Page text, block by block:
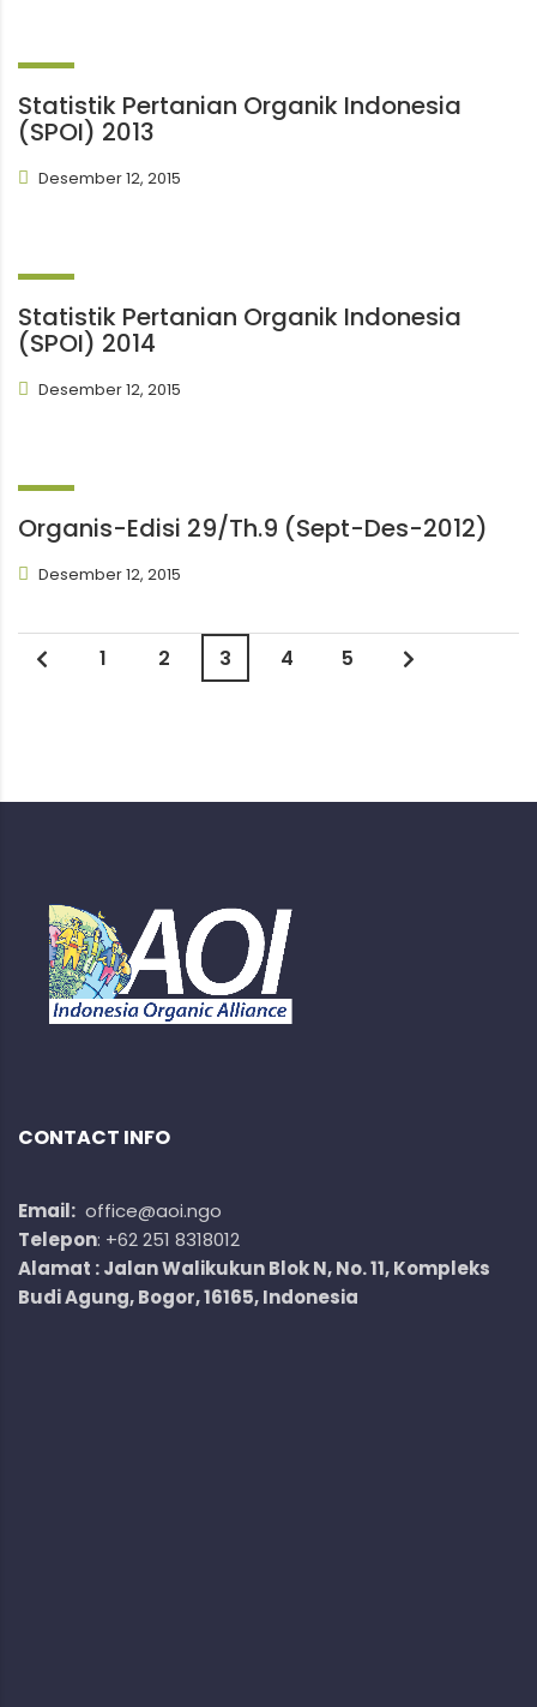
Statistik Pertanian Organik Indonesia
(SPOI) 2013
Desember 12, 2015
Statistik Pertanian Organik Indonesia
(SPOI) 2014
Desember 12, 2015
Organis-Edisi 29/Th.9 (Sept-Des-2012)
Desember 12, 2015
1 2 3 4 5
CONTACT INFO
Email: office@aoi.ngo
Telepon: +62 251 8318012
Alamat : Jalan Walikukun Blok N, No. 11, Kompleks
Budi Agung, Bogor, 16165, Indonesia